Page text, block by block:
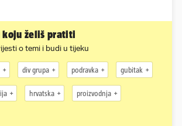
koju želiš pratiti
o temi i budi u tijeku
div grupa podravka gubitak
hrvatska proizvodnja